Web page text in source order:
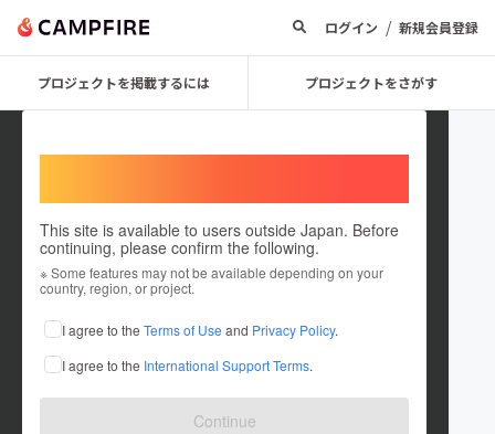
ログイン / 新規会員登録
プロジェクトを掲載するには プロジェクトをさがす
This site is available to users outside Japan. Before
continuing, please confirm the following.
※ Some features may not be available depending on your
country, region, or project.
I agree to the Terms of Use and Privacy Policy.
I agree to the International Support Terms.
Continue
hazama_enasan
これまでに2件のプロジェクトを投稿しています
在住国：日本 現在地：岐阜県
出身国：日本 出身地：未設定